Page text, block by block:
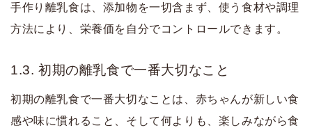
手作り離乳食は、添加物を一切含まず、使う食材や調理
方法により、栄養価を自分でコントロールできます。
1.3. 初期の離乳食で一番大切なこと
初期の離乳食で一番大切なことは、赤ちゃんが新しい食
感や味に慣れること、そして何よりも、楽しみながら食